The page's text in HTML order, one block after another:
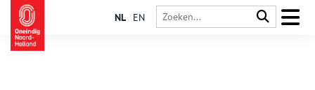
NL EN